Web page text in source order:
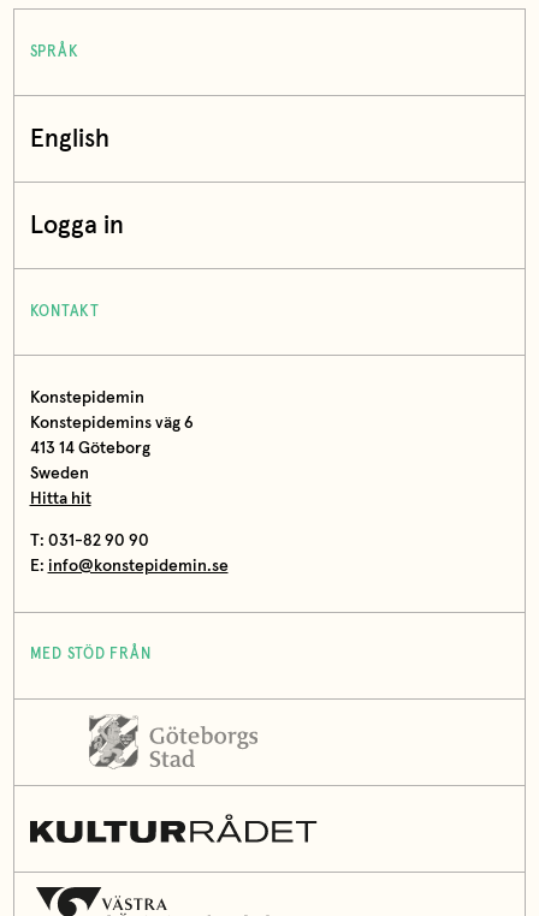
SPRÅK
English
Logga in
KONTAKT
Konstepidemin
Konstepidemins väg 6
413 14 Göteborg
Sweden
Hitta hit
T: 031-82 90 90
E: info@konstepidemin.se
MED STÖD FRÅN